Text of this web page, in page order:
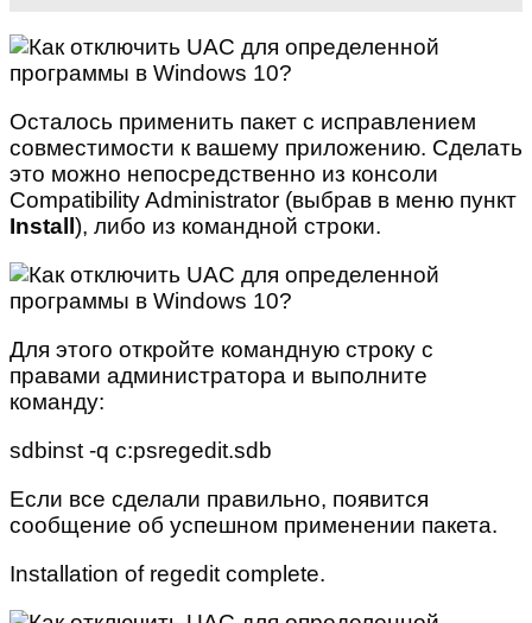
Осталось применить пакет с исправлением
совместимости к вашему приложению. Сделать
это можно непосредственно из консоли
Compatibility Administrator (выбрав в меню пункт
Install), либо из командной строки.
Для этого откройте командную строку с
правами администратора и выполните
команду:
sdbinst -q c:psregedit.sdb
Если все сделали правильно, появится
сообщение об успешном применении пакета.
Installation of regedit complete.